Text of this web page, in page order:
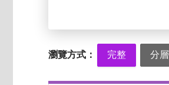
瀏覽方式： 完整 分層